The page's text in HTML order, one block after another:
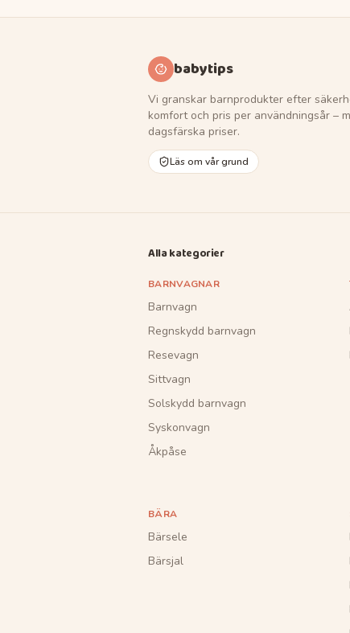
babytips
Vi granskar barnprodukter efter
komfort och pris per användningsår –
dagsfärska priser.
Läs om vår grund
Alla kategorier
BARNVAGNAR
Barnvagn
Regnskydd barnvagn
Resevagn
Sittvagn
Solskydd barnvagn
Syskonvagn
Åkpåse
BÄRA
Bärsele
Bärsjal